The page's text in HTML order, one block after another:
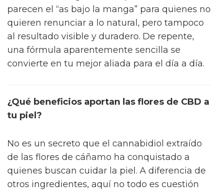
parecen el “as bajo la manga” para quienes no
quieren renunciar a lo natural, pero tampoco
al resultado visible y duradero. De repente,
una fórmula aparentemente sencilla se
convierte en tu mejor aliada para el día a día.
¿Qué beneficios aportan las flores de CBD a
tu piel?
No es un secreto que el cannabidiol extraído
de las flores de cáñamo ha conquistado a
quienes buscan cuidar la piel. A diferencia de
otros ingredientes, aquí no todo es cuestión